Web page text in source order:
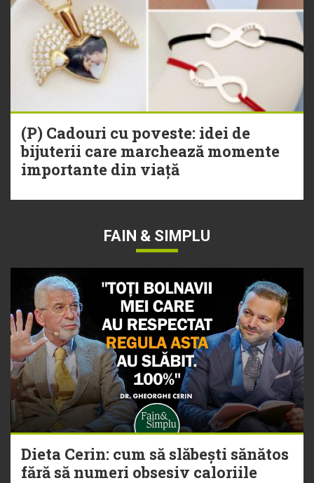
(P) Cadouri cu poveste: idei de
bijuterii care marchează momente
importante din viață
FAIN & SIMPLU
Dieta Cerin: cum să slăbești sănătos
fără să numeri obsesiv caloriile